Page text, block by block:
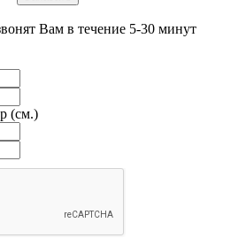
Вам в течение 5-30 минут
(см.)